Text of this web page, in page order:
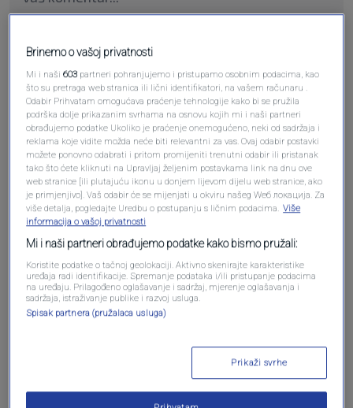
Pošalji
Pošalji komentar
Brinemo o vašoj privatnosti
Mi i naši603 partneri pohranjujemo i pristupamo osobnim podacima, kao
što su pretraga web stranica ili lični identifikatori, na vašem računaru .
Odabir Prihvatam omogućava praćenje tehnologije kako bi se pružila
podrška dolje prikazanim svrhama na osnovu kojih mi i naši partneri
obrađujemo podatke Ukoliko je praćenje onemogućeno, neki od sadržaja i
reklama koje vidite možda neće biti relevantni za vas. Ovaj odabir postavki
možete ponovno odabrati i pritom promijeniti trenutni odabir ili pristanak
tako što ćete kliknuti na Upravljaj željenim postavkama link na dnu ove
web stranice [ili plutajuću ikonu u donjem lijevom dijelu web stranice, ako
je primjenjivo]. Vaš odabir će se mijenjati u okviru našeg Wеб локација. Za
više detalja, pogledajte Uredbu o postupanju s ličnim podacima. Više
informacija o vašoj privatnosti
Mi i naši partneri obrađujemo podatke kako bismo pružali:
Koristite podatke o tačnoj geolokaciji. Aktivno skenirajte karakteristike
uređaja radi identifikacije. Spremanje podataka i/ili pristupanje podacima
na uređaju. Prilagođeno oglašavanje i sadržaj, mjerenje oglašavanja i
sadržaja, istraživanje publike i razvoj usluga.
Spisak partnera (pružalaca usluga)
Prikaži svrhe